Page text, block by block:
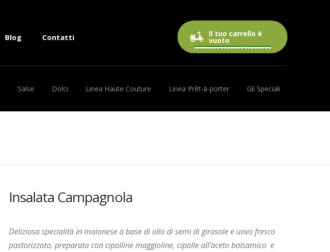
Blog Contatti Il tuo carrello è
vuoto
0 prodotti 0,00€
Salse Dolci Linea Haute Couture Linea Prêt-à-porter Gli Speciali
Insalata Campagnola
Deliziosa specialità in maionese a base di olio di semi di girasole e uovo fresco
pastorizzato, preparata con cipolline maggioline, cipolle all’aceto balsamico e